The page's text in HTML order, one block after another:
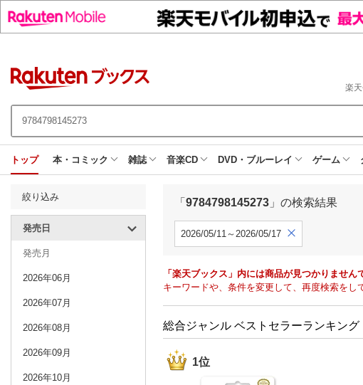
楽天
トップ 本・コミック 雑誌 音楽CD DVD・ブルーレイ ゲーム
絞り込み
発売日
発売月
2026年06月
2026年07月
2026年08月
2026年09月
2026年10月
「 9784798145273 」の検索結果
2026/05/11～2026/05/17
「楽天ブックス」内には商品が見つかりません
キーワードや、条件を変更して、再度検索をし
総合ジャンル ベストセラーランキン
1位